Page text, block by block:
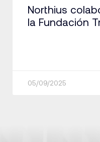
Northius
la Fundación
05/09/2025